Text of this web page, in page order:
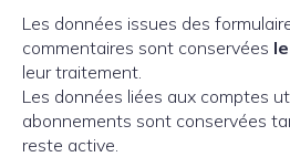
Les données issues des
commentaires sont conservées
leur traitement.
Les données liées aux comptes
abonnements sont conservées
reste active.